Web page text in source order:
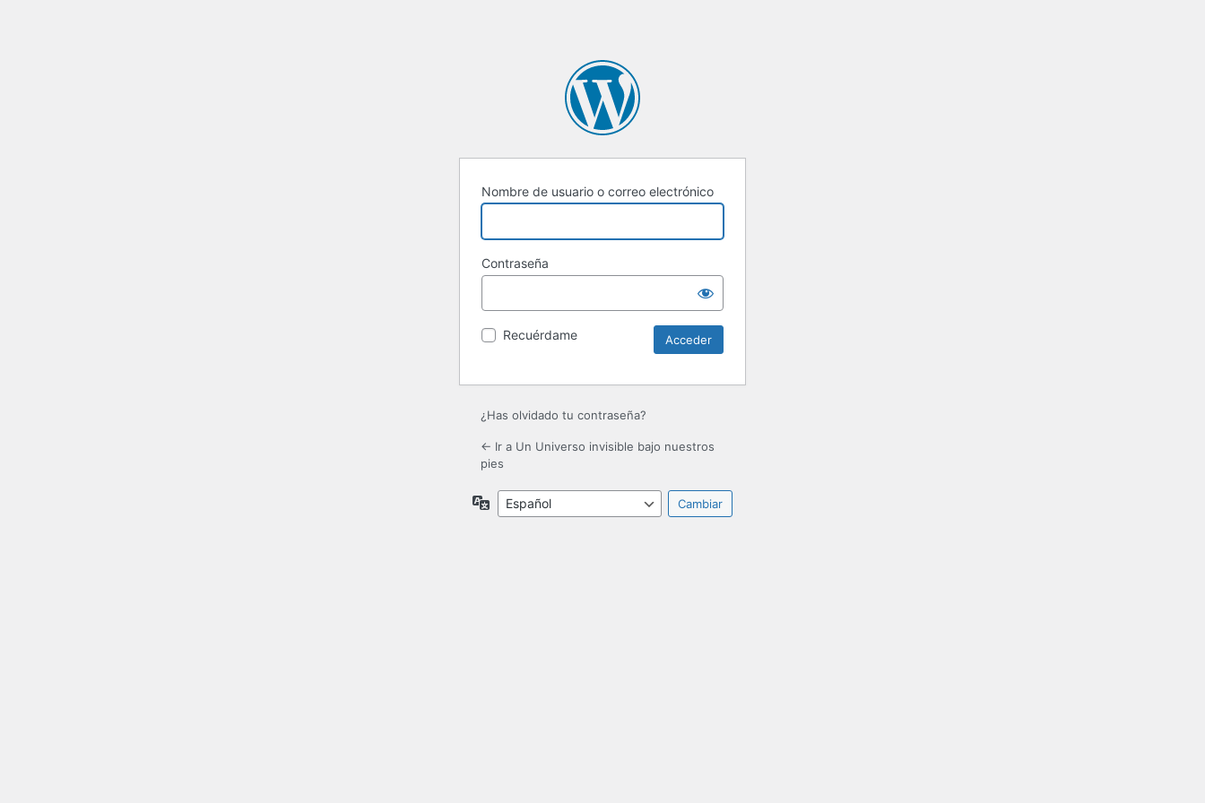
Nombre de usuario o correo electrónico
Contraseña
Recuérdame
¿Has olvidado tu contraseña?
← Ir a Un Universo invisible bajo nuestros
pies
Idioma